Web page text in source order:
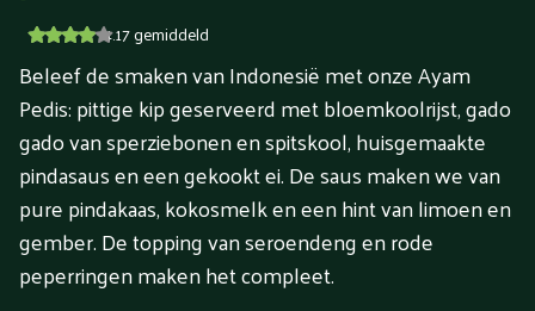
4.17gemiddeld
Beleef de smaken van Indonesië met onze Ayam
Pedis: pittige kip geserveerd met bloemkoolrijst, gado
gado van sperziebonen en spitskool, huisgemaakte
pindasaus en een gekookt ei. De saus maken we van
pure pindakaas, kokosmelk en een hint van limoen en
gember. De topping van seroendeng en rode
peperringen maken het compleet.